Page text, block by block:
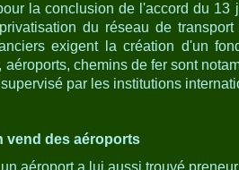
la conclusion de l'accord du 13
du réseau de
exigent la création d'un
aéroports, chemins de fer sont
par les institutions
vend des aéroports
aéroport a lui aussi trouvé